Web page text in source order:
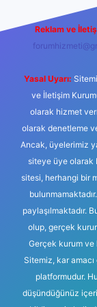
Reklam ve
Yasal Uyarı:
ve İletişim
olarak hizmet
olarak denetleme
Ancak, üyelerimiz
siteye üye olarak
sitesi, herhangi bir
paylaşılmaktadır.
olup, gerçek
Gerçek kurum ve
Sitemiz, kar
platformudur.
düşündüğünüz